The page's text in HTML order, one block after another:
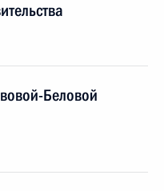
Беловой